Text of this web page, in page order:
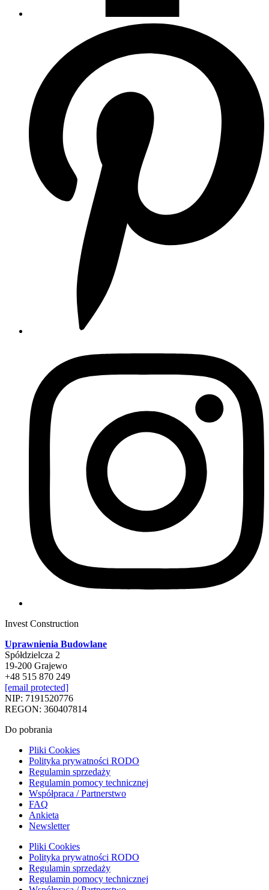
Invest Construction
Uprawnienia Budowlane
Spółdzielcza 2
19-200 Grajewo
+48 515 870 249
[email protected]
NIP: 7191520776
REGON: 360407814
Do pobrania
Pliki Cookies
Polityka prywatności RODO
Regulamin sprzedaży
Regulamin pomocy technicznej
Współpraca / Partnerstwo
FAQ
Ankieta
Newsletter
Pliki Cookies
Polityka prywatności RODO
Regulamin sprzedaży
Regulamin pomocy technicznej